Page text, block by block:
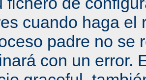
cuando haga el
padre no se
con un error.